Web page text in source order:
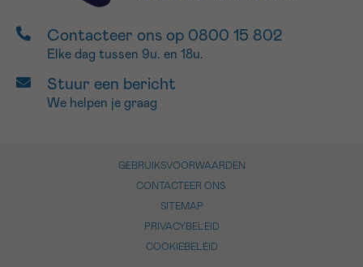
Contacteer ons op 0800 15 802
Elke dag tussen 9u. en 18u.
Stuur een bericht
We helpen je graag
GEBRUIKSVOORWAARDEN
CONTACTEER ONS
SITEMAP
PRIVACYBELEID
COOKIEBELEID